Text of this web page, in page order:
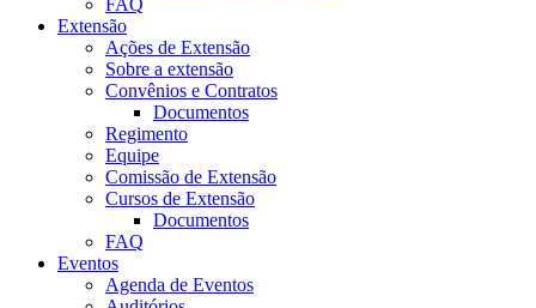
FAQ
Extensão
Ações de Extensão
Sobre a extensão
Convênios e Contratos
Documentos
Regimento
Equipe
Comissão de Extensão
Cursos de Extensão
Documentos
FAQ
Eventos
Agenda de Eventos